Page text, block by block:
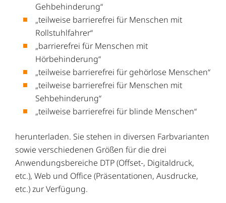
Gehbehinderung“
„teilweise barrierefrei für Menschen mit
Rollstuhlfahrer“
„barrierefrei für Menschen mit
Hörbehinderung“
„teilweise barrierefrei für gehörlose Menschen“
„teilweise barrierefrei für Menschen mit
Sehbehinderung“
„teilweise barrierefrei für blinde Menschen“
herunterladen. Sie stehen in diversen Farbvarianten
sowie verschiedenen Größen für die drei
Anwendungsbereiche DTP (Offset-, Digitaldruck,
etc.), Web und Office (Präsentationen, Ausdrucke,
etc.) zur Verfügung.